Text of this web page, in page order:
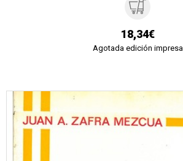
18,34€
Agotada edición impresa